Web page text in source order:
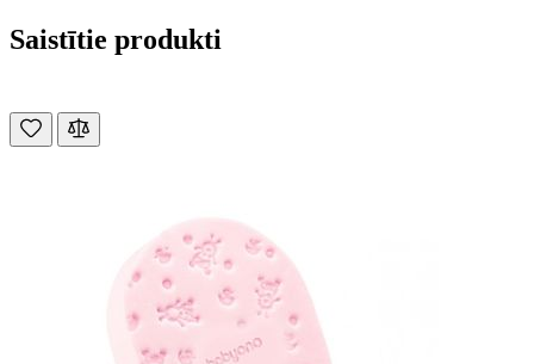
Saistītie produkti